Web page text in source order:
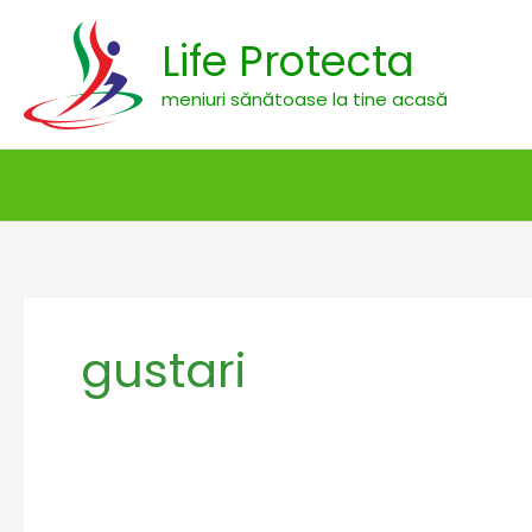
Life Protecta
meniuri sănătoase la tine acasă
gustari